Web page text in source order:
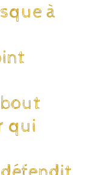
à
qui